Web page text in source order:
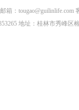
：tougao@guilinlife.com
地址：桂林市秀峰